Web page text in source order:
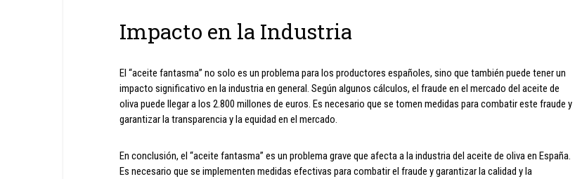
Impacto en la Industria
El “aceite fantasma” no solo es un problema para los productores españoles, sino que también puede tener un
impacto significativo en la industria en general. Según algunos cálculos, el fraude en el mercado del aceite de
oliva puede llegar a los 2.800 millones de euros. Es necesario que se tomen medidas para combatir este fraude y
garantizar la transparencia y la equidad en el mercado.
En conclusión, el “aceite fantasma” es un problema grave que afecta a la industria del aceite de oliva en España.
Es necesario que se implementen medidas efectivas para combatir el fraude y garantizar la calidad y la